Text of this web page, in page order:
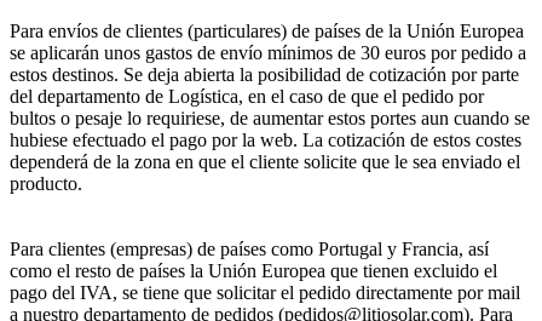
Para envíos de clientes (particulares) de países de la Unión Europea
se aplicarán unos gastos de envío mínimos de 30 euros por pedido a
estos destinos. Se deja abierta la posibilidad de cotización por parte
del departamento de Logística, en el caso de que el pedido por
bultos o pesaje lo requiriese, de aumentar estos portes aun cuando se
hubiese efectuado el pago por la web. La cotización de estos costes
dependerá de la zona en que el cliente solicite que le sea enviado el
producto.
Para clientes (empresas) de países como Portugal y Francia, así
como el resto de países la Unión Europea que tienen excluido el
pago del IVA, se tiene que solicitar el pedido directamente por mail
a nuestro departamento de pedidos (pedidos@litiosolar.com). Para